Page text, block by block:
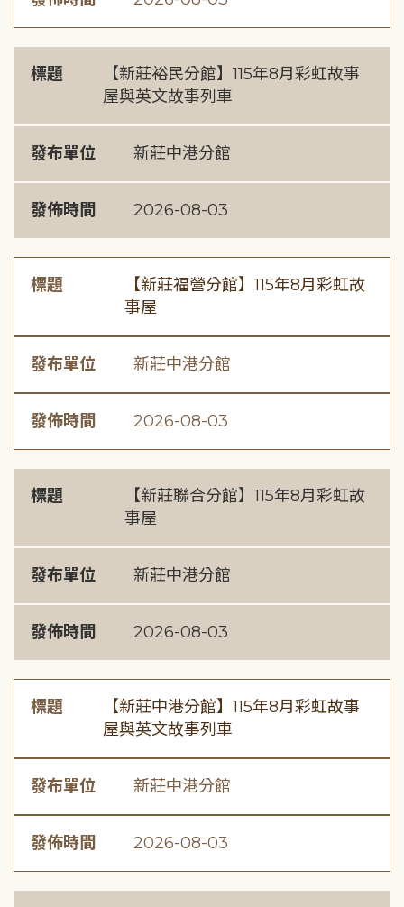
標題
【新莊裕民分館】115年8月彩虹故事
屋與英文故事列車
發布單位 新莊中港分館
發佈時間 2026-08-03
標題
【新莊福營分館】115年8月彩虹故
事屋
發布單位 新莊中港分館
發佈時間 2026-08-03
標題
【新莊聯合分館】115年8月彩虹故
事屋
發布單位 新莊中港分館
發佈時間 2026-08-03
標題
【新莊中港分館】115年8月彩虹故事
屋與英文故事列車
發布單位 新莊中港分館
發佈時間 2026-08-03